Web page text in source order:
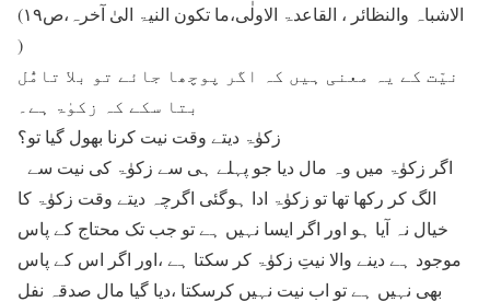
(الاشباہ والنظائر ، القاعدۃ الاولٰی،ما تکون النیۃ الیٰ آخرہ،ص۱۹
)
نیّت کے یہ معنی ہیں کہ اگر پوچھا جائے تو بلا تامُّل
بتا سکے کہ زکوٰۃ ہے۔
زکوٰۃ دیتے وقت نیت کرنا بھول گیا تو؟
الگ کر رکھا تھا تو زکوٰۃ ادا ہوگئی اگرچہ دیتے وقت زکوٰۃ کا
خیال نہ آیا ہو اور اگر ایسا نہیں ہے تو جب تک محتاج کے پاس
موجود ہے دینے والا نیتِ زکوٰۃ کر سکتا ہے ،اور اگر اس کے پاس
بھی نہیں ہے تو اب نیت نہیں کرسکتا ،دیا گیا مال صدقہ نفل